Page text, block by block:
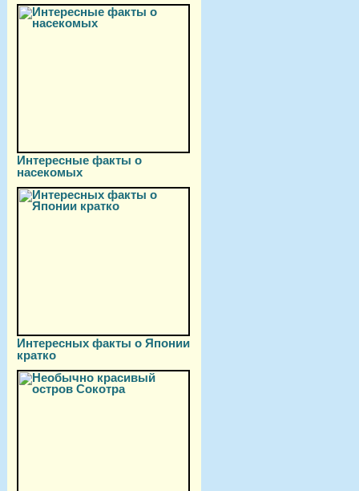
Интересные факты о
насекомых
Интересных факты о Японии
кратко